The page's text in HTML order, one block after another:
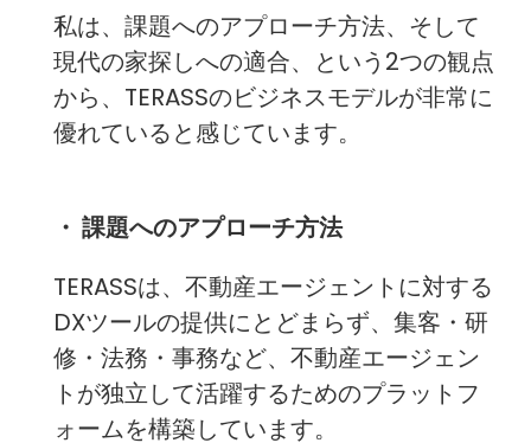
私は、課題へのアプローチ方法、そして
現代の家探しへの適合、という2つの観点
から、TERASSのビジネスモデルが非常に
優れていると感じています。
・ 課題へのアプローチ方法
TERASSは、不動産エージェントに対する
DXツールの提供にとどまらず、集客・研
修・法務・事務など、不動産エージェン
トが独立して活躍するためのプラットフ
ォームを構築しています。